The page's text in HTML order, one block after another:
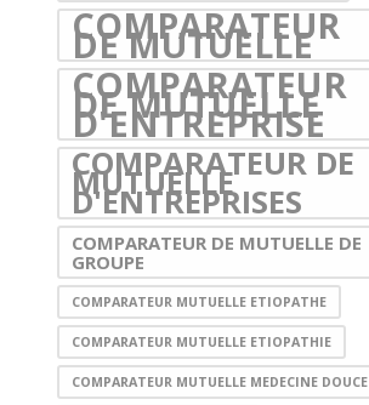
COMPARATEUR
DE MUTUELLE
COMPARATEUR
DE MUTUELLE
D'ENTREPRISE
COMPARATEUR DE
MUTUELLE
D'ENTREPRISES
COMPARATEUR DE MUTUELLE DE
GROUPE
COMPARATEUR MUTUELLE ETIOPATHE
COMPARATEUR MUTUELLE ETIOPATHIE
COMPARATEUR MUTUELLE MEDECINE DOUCE